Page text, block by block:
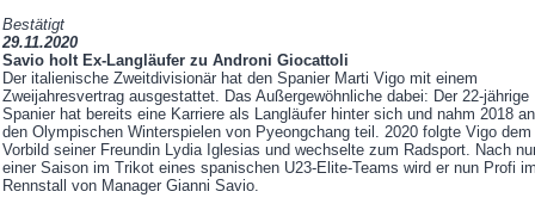
Bestätigt
29.11.2020
Savio holt Ex-Langläufer zu Androni Giocattoli
Der italienische Zweitdivisionär hat den Spanier Marti Vigo mit einem
Zweijahresvertrag ausgestattet. Das Außergewöhnliche dabei: Der 22-jährige
Spanier hat bereits eine Karriere als Langläufer hinter sich und nahm 2018 an
den Olympischen Winterspielen von Pyeongchang teil. 2020 folgte Vigo dem
Vorbild seiner Freundin Lydia Iglesias und wechselte zum Radsport. Nach
einer Saison im Trikot eines spanischen U23-Elite-Teams wird er nun Profi
Rennstall von Manager Gianni Savio.